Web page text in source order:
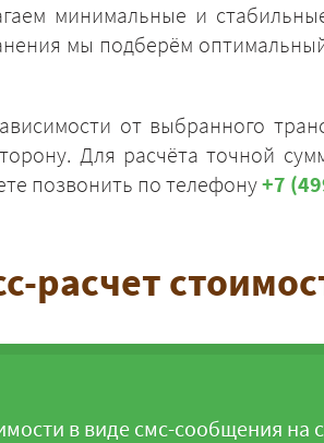
минимальные и
мы подберём
от выбранного
Для расчёта точной
позвонить по телефону+7
расчет
в виде смс-сообщения на